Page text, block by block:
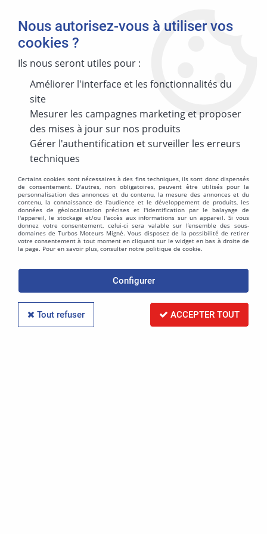
Accueil > DIVERS PIECES >ROUE DE COMPRESSEUR DIVERS
Suspendisse ultrices magna ac arcu imperdiet ultrices.
Donec mollis libero pharetra ligula ultricies, et tristique
eros feugiat. Sed ullamcorper arcu eu odio sagittis, non
fringilla leo varius. Proin commodo vulputate odio quis
fringilla. Aliquam molestie, est vel interdum dictum,
orci sem rutrum metus, suscipit ultricies massa massa
sit amet quam. Maecenas vulputate orci at sem blandit,
vel pharetra lacus scelerisque. Vestibulum tristique
consectetur purus, a auctor nisl lacinia quis. Morbi
TRIER & FILTRER
Aucune correspondance trouvée
Nous autorisez-vous à utiliser vos
cookies ?
Ils nous seront utiles pour :
Améliorer l'interface et les fonctionnalités du
site
Mesurer les campagnes marketing et proposer
des mises à jour sur nos produits
Gérer l'authentification et surveiller les erreurs
techniques
Certains cookies sont nécessaires à des fins techniques, ils sont donc dispensés
de consentement. D'autres, non obligatoires, peuvent être utilisés pour la
personnalisation des annonces et du contenu, la mesure des annonces et du
contenu, la connaissance de l'audience et le développement de produits, les
données de géolocalisation précises et l'identification par le balayage de
l'appareil, le stockage et/ou l'accès aux informations sur un appareil. Si vous
donnez votre consentement, celui-ci sera valable sur l’ensemble des sous-
domaines de Turbos Moteurs Migné. Vous disposez de la possibilité de retirer
votre consentement à tout moment en cliquant sur le widget en bas à droite de
la page. Pour en savoir plus, consulter notre politique de cookie.
Configurer
Tout refuser ACCEPTER TOUT